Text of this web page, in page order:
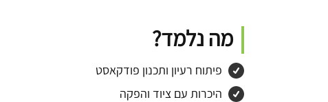
מה נלמד?
פיתוח רעיון ותכנון פודקאסט
היכרות עם ציוד והפקה